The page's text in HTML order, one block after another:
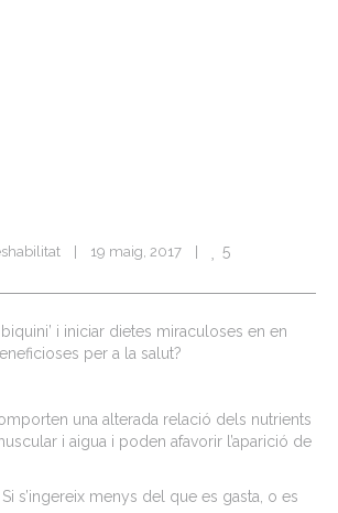
19 maig, 2017 5
i iniciar dietes miraculoses en en
per a la salut?
una alterada relació dels nutrients
i aigua i poden afavorir l’aparició de
s’ingereix menys del que es gasta, o es